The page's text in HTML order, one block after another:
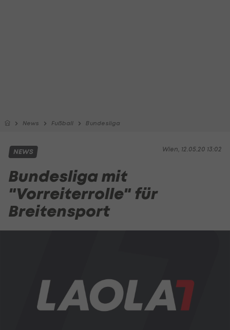
News Fußball Bundesliga
Wien, 12.05.20 13:02
NEWS
Bundesliga mit
"Vorreiterrolle" für
Breitensport